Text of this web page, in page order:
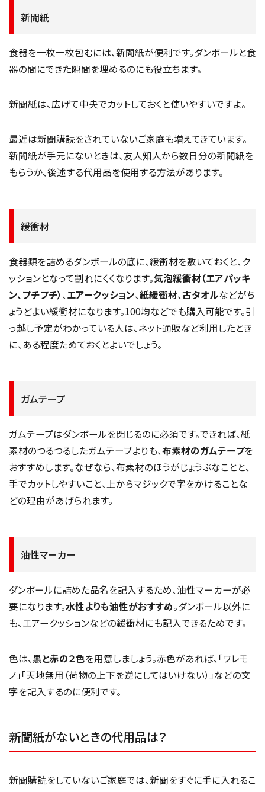
新聞紙
食器を一枚一枚包むには、新聞紙が便利です。ダンボールと食
器の間にできた隙間を埋めるのにも役立ちます。
新聞紙は、広げて中央でカットしておくと使いやすいですよ。
最近は新聞購読をされていないご家庭も増えてきています。
新聞紙が手元にないときは、友人知人から数日分の新聞紙を
もらうか、後述する代用品を使用する方法があります。
緩衝材
食器類を詰めるダンボールの底に、緩衝材を敷いておくと、ク
ッションとなって割れにくくなります。気泡緩衝材（エアパッキ
ン、プチプチ） 、エアークッション、紙緩衝材、古タオルなどがち
ょうどよい緩衝材になります。100均などでも購入可能です。引
っ越し予定がわかっている人は、ネット通販など利用したとき
に、ある程度ためておくとよいでしょう。
ガムテープ
ガムテープはダンボールを閉じるのに必須です。できれば、紙
素材のつるつるしたガムテープよりも、布素材のガムテープを
おすすめします。なぜなら、布素材のほうがじょうぶなことと、
手でカットしやすいこと、上からマジックで字をかけることな
どの理由があげられます。
油性マーカー
ダンボールに詰めた品名を記入するため、油性マーカーが必
要になります。水性よりも油性がおすすめ。ダンボール以外に
も、エアークッションなどの緩衝材にも記入できるためです。
色は、黒と赤の２色を用意しましょう。赤色があれば、「ワレモ
ノ」「天地無用（荷物の上下を逆にしてはいけない）」などの文
字を記入するのに便利です。
新聞紙がないときの代用品は？
新聞購読をしていないご家庭では、新聞をすぐに手に入れるこ